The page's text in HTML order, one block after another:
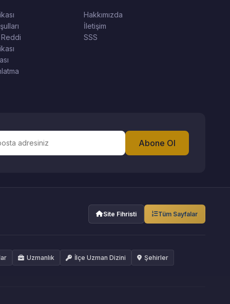
Hakkımızda
İletişim
SSS
Abone Ol
Site Fihristi Tüm Sayfalar
Uzmanlık İlçe Uzman Dizini Şehirler